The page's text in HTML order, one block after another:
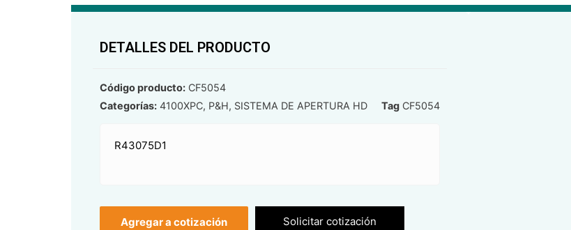
DETALLES DEL PRODUCTO
Código producto: CF5054
Categorías: 4100XPC, P&H, SISTEMA DE APERTURA HD Tag CF5054
R43075D1
Agregar a cotización Solicitar cotización